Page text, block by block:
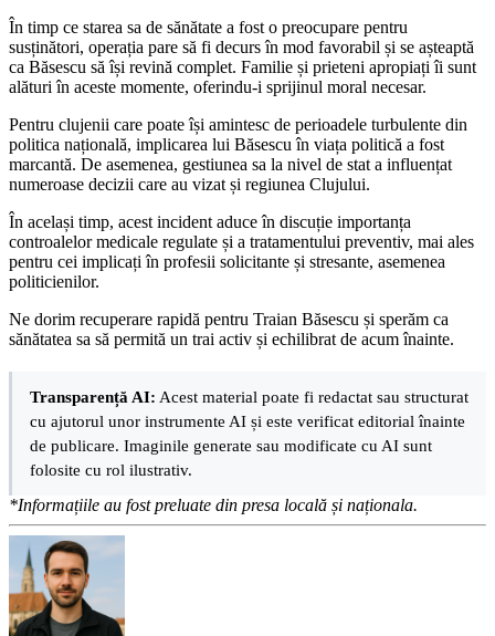
În timp ce starea sa de sănătate a fost o preocupare pentru
susținători, operația pare să fi decurs în mod favorabil și se așteaptă
ca Băsescu să își revină complet. Familie și prieteni apropiați îi sunt
alături în aceste momente, oferindu-i sprijinul moral necesar.
Pentru clujenii care poate își amintesc de perioadele turbulente din
politica națională, implicarea lui Băsescu în viața politică a fost
marcantă. De asemenea, gestiunea sa la nivel de stat a influențat
numeroase decizii care au vizat și regiunea Clujului.
În același timp, acest incident aduce în discuție importanța
controalelor medicale regulate și a tratamentului preventiv, mai ales
pentru cei implicați în profesii solicitante și stresante, asemenea
politicienilor.
Ne dorim recuperare rapidă pentru Traian Băsescu și sperăm ca
sănătatea sa să permită un trai activ și echilibrat de acum înainte.
Transparență AI: Acest material poate fi redactat sau structurat
cu ajutorul unor instrumente AI și este verificat editorial înainte
de publicare. Imaginile generate sau modificate cu AI sunt
folosite cu rol ilustrativ.
*Informațiile au fost preluate din presa locală și naționala.